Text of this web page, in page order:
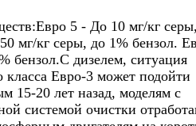
5 - До 10 мг/кг
мг/кг серы, до 1% бензол.
бензол.С дизелем, ситуация
Евро-3 может подойти
15-20 лет назад, моделям с
системой очистки